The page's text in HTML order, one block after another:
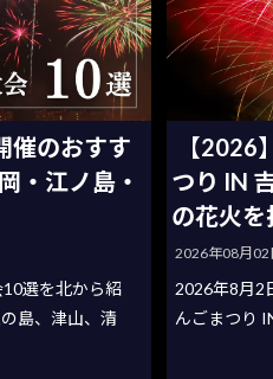
催のおすす
・江ノ島・
選を北から紹
島、津山、清
【2026
つり IN
の花火
2026年08月02
2026年8月2
んごまつり